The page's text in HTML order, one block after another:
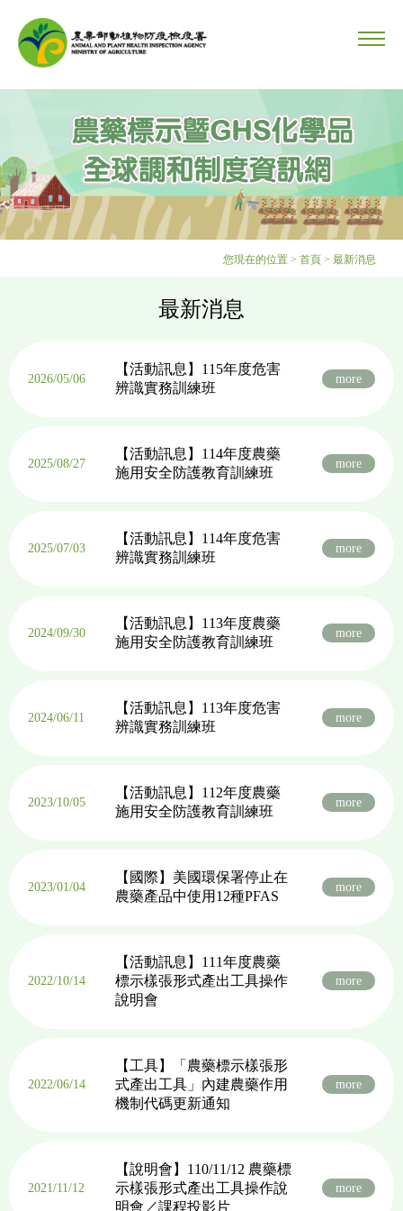
您現在的位置 > 首頁 > 最新消息
最新消息
2026/05/06
【活動訊息】115年度危害
辨識實務訓練班
more
2025/08/27
【活動訊息】114年度農藥
施用安全防護教育訓練班
more
2025/07/03
【活動訊息】114年度危害
辨識實務訓練班
more
2024/09/30
【活動訊息】113年度農藥
施用安全防護教育訓練班
more
2024/06/11
【活動訊息】113年度危害
辨識實務訓練班
more
2023/10/05
【活動訊息】112年度農藥
施用安全防護教育訓練班
more
2023/01/04
【國際】美國環保署停止在
農藥產品中使用12種PFAS
more
2022/10/14
【活動訊息】111年度農藥
標示樣張形式產出工具操作
說明會
more
2022/06/14
【工具】「農藥標示樣張形
式產出工具」內建農藥作用
機制代碼更新通知
more
2021/11/12
【說明會】110/11/12 農藥標
示樣張形式產出工具操作說
明會／課程投影片
more